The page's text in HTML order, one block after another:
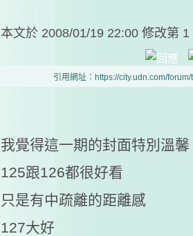
本文於 2008/01/19 22:00 修改第 1
引用網址：https://city.udn.com/
我覺得這一期的封面特別溫馨
125跟126都很好看
只是有中疏離的距離感
127大好